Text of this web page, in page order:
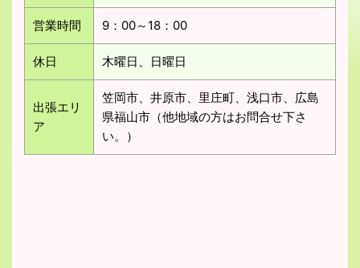
営業時間 9：00～18：00
休日 木曜日、日曜日
出張エリ
ア
笠岡市、井原市、里庄町、浅口市、広島
県福山市（他地域の方はお問合せ下さ
い。）